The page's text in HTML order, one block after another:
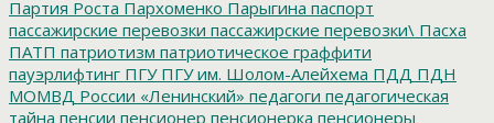
Партия Роста Пархоменко Парыгина паспорт
пассажирские перевозки пассажирские перевозки\ Пасха
ПАТП патриотизм патриотическое граффити
пауэрлифтинг ПГУПГУ им. Шолом-Алейхема ПДД ПДН
МОМВД России «Ленинский» педагоги педагогическая
тайна пенсии пенсионер пенсионерка пенсионеры